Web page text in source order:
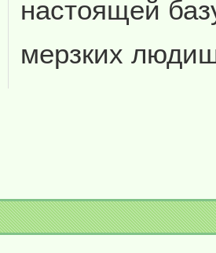
настоящей
мерзких